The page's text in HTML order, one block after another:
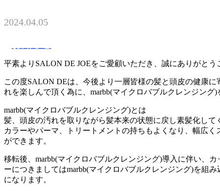
2024.04.05
平素よりSALON DE JOEをご愛顧いただき、誠にありがとう
この度SALON DEは、今後より一層皆様の髪と頭皮の健康に
れを楽しんで頂く為に、marbb(マイクロバブルクレンジング
marbb(マイクロバブルクレンジング)とは
髪、頭皮の汚れを取りながら髪本来の状態に戻し素髪化して
カラーやパーマ、トリートメントの持ちもよくなり、幅広く
ができます。
移転後、marbb(マイクロバブルクレンジング)導入に伴い、
ーにつきましてはmarbb(マイクロバブルクレンジング)を組
になります。